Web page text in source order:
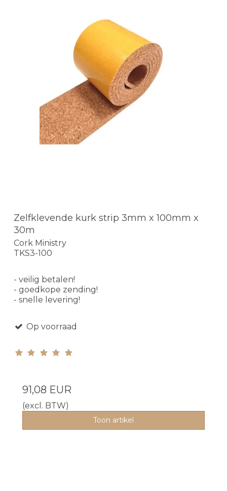
Zelfklevende kurk strip 3mm x 100mm x
30m
Cork Ministry
TKS3-100
- veilig betalen!
- goedkope zending!
- snelle levering!
Op voorraad
91,08 EUR
(excl. BTW)
Toon artikel